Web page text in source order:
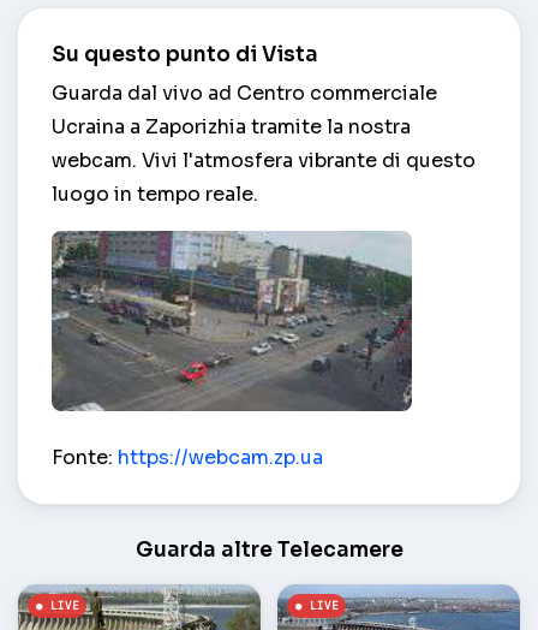
Su questo punto di Vista
Guarda dal vivo ad Centro commerciale
Ucraina a Zaporizhia tramite la nostra
webcam. Vivi l'atmosfera vibrante di questo
luogo in tempo reale.
Fonte: https://webcam.zp.ua
Guarda altre Telecamere